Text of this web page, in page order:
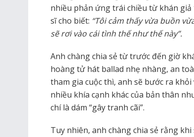
nhiều phản ứng trái chiều từ khán
sĩ cho biết: “Tôi cảm thấy vừa buồn
sẽ rơi vào cái tình thế như thế này”.
Anh chàng chia sẻ từ trước đến giờ
hoàng tử hát ballad nhẹ nhàng, an
tham gia cuộc thì, anh sẽ bước ra
nhiều khía cạnh khác của bản thân
chí là dám “gây tranh cãi”.
Tuy nhiên, anh chàng chia sẻ rằng